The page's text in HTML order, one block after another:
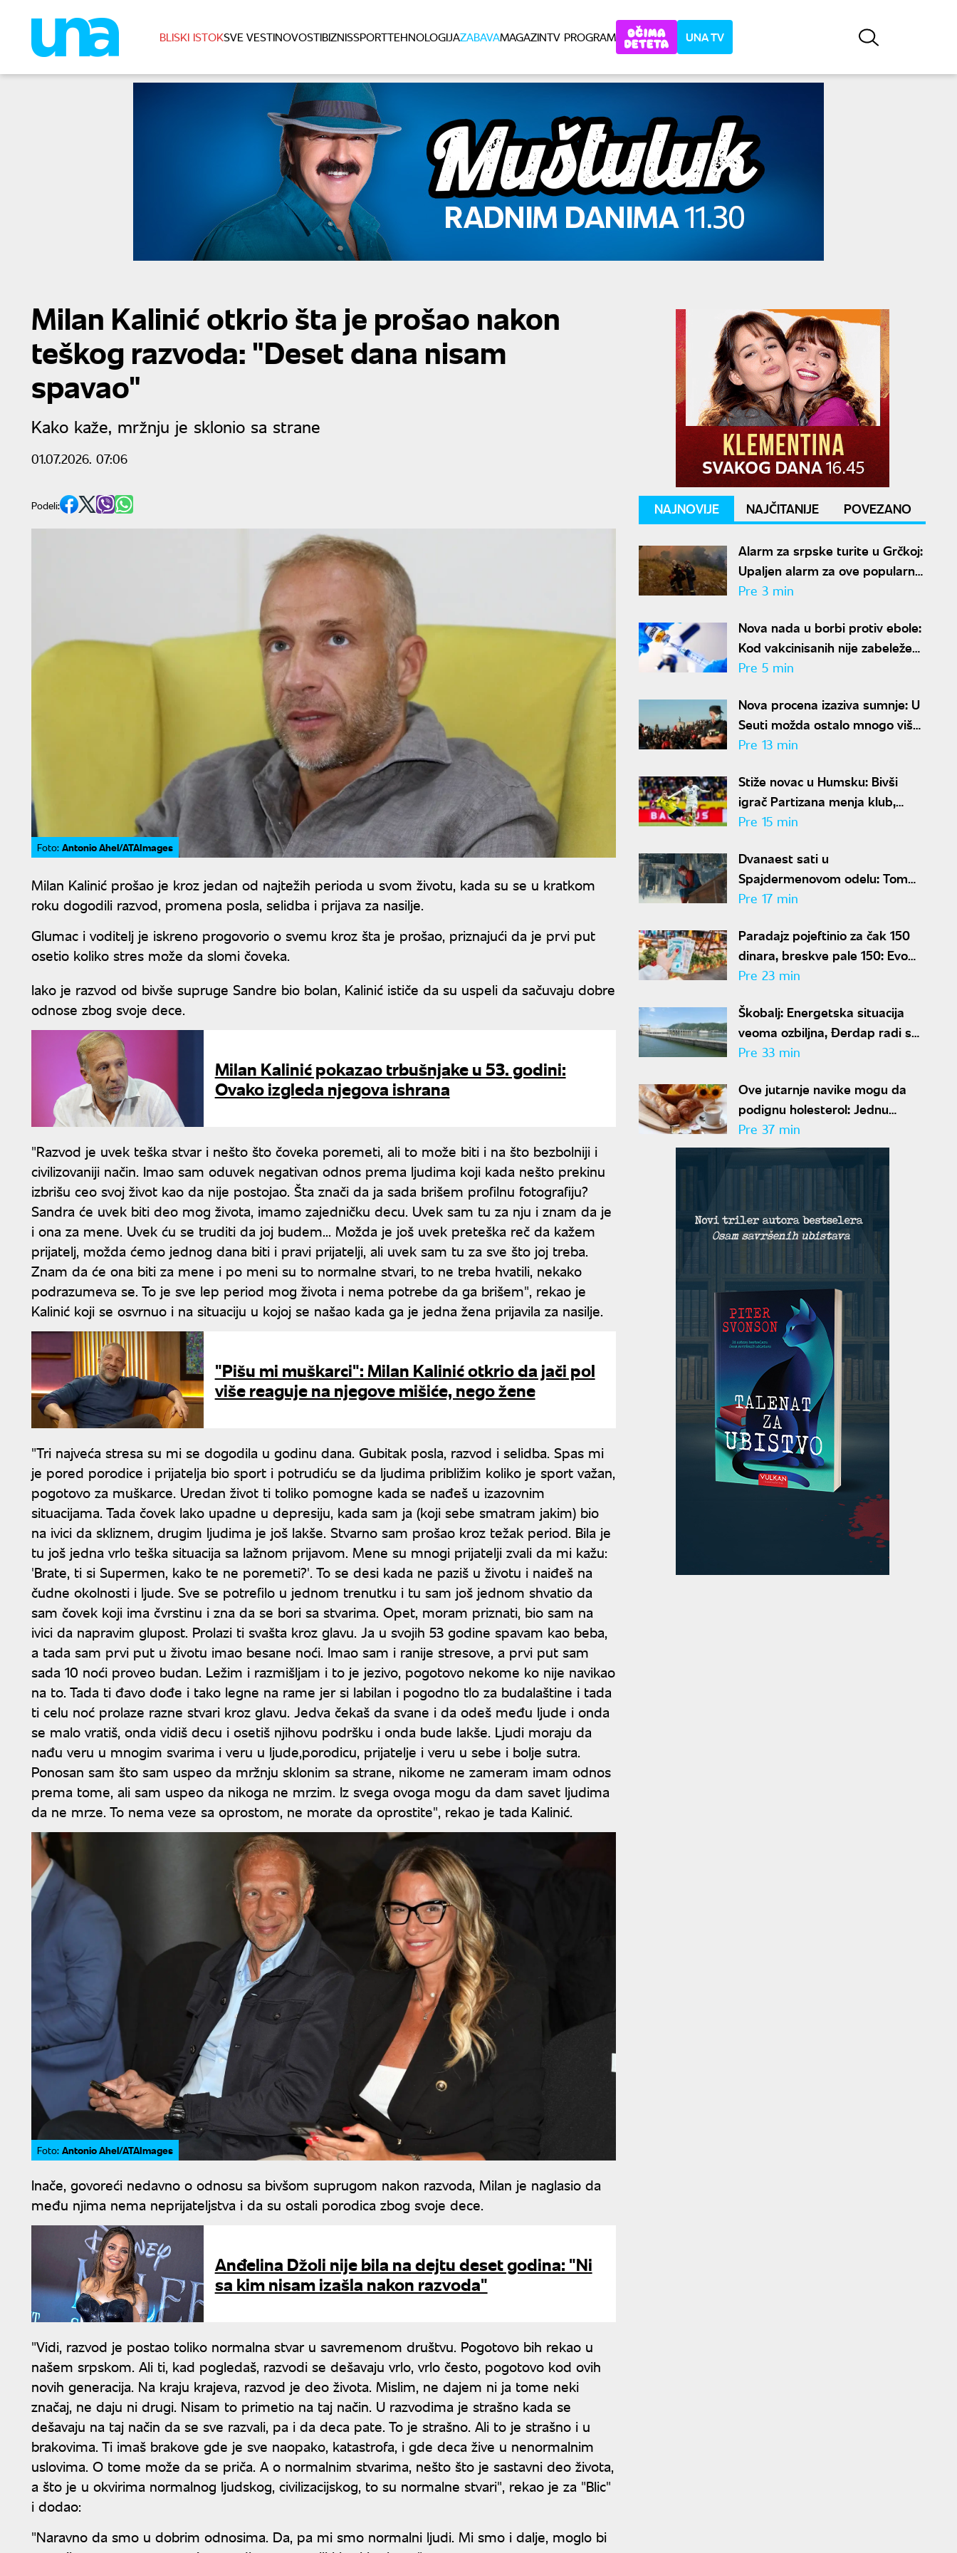
BLISKI ISTOKSVE VESTINOVOSTIBIZNISSPORTTEHNOLOGIJAZABAVAMAGAZINTV PROGRAM UNA TV
Milan Kalinić otkrio šta je prošao nakon
teškog razvoda: "Deset dana nisam
spavao"
Kako kaže, mržnju je sklonio sa strane
01.07.2026. 07:06
Podeli:
Foto: Antonio Ahel/ATAImages
Milan Kalinić prošao je kroz jedan od najtežih perioda u svom životu, kada su se u kratkom
roku dogodili razvod, promena posla, selidba i prijava za nasilje.
Glumac i voditelj je iskreno progovorio o svemu kroz šta je prošao, priznajući da je prvi put
osetio koliko stres može da slomi čoveka.
Iako je razvod od bivše supruge Sandre bio bolan, Kalinić ističe da su uspeli da sačuvaju dobre
odnose zbog svoje dece.
Milan Kalinić pokazao trbušnjake u 53. godini:
Ovako izgleda njegova ishrana
"Razvod je uvek teška stvar i nešto što čoveka poremeti, ali to može biti i na što bezbolniji i
civilizovaniji način. Imao sam oduvek negativan odnos prema ljudima koji kada nešto prekinu
izbrišu ceo svoj život kao da nije postojao. Šta znači da ja sada brišem profilnu fotografiju?
Sandra će uvek biti deo mog života, imamo zajedničku decu. Uvek sam tu za nju i znam da je
i ona za mene. Uvek ću se truditi da joj budem... Možda je još uvek preteška reč da kažem
prijatelj, možda ćemo jednog dana biti i pravi prijatelji, ali uvek sam tu za sve što joj treba.
Znam da će ona biti za mene i po meni su to normalne stvari, to ne treba hvatili, nekako
podrazumeva se. To je sve lep period mog života i nema potrebe da ga brišem", rekao je
Kalinić koji se osvrnuo i na situaciju u kojoj se našao kada ga je jedna žena prijavila za nasilje.
"Pišu mi muškarci": Milan Kalinić otkrio da jači pol
više reaguje na njegove mišiće, nego žene
"Tri najveća stresa su mi se dogodila u godinu dana. Gubitak posla, razvod i selidba. Spas mi
je pored porodice i prijatelja bio sport i potrudiću se da ljudima približim koliko je sport važan,
pogotovo za muškarce. Uredan život ti toliko pomogne kada se nađeš u izazovnim
situacijama. Tada čovek lako upadne u depresiju, kada sam ja (koji sebe smatram jakim) bio
na ivici da skliznem, drugim ljudima je još lakše. Stvarno sam prošao kroz težak period. Bila je
tu još jedna vrlo teška situacija sa lažnom prijavom. Mene su mnogi prijatelji zvali da mi kažu:
'Brate, ti si Supermen, kako te ne poremeti?'. To se desi kada ne paziš u životu i naiđeš na
čudne okolnosti i ljude. Sve se potrefilo u jednom trenutku i tu sam još jednom shvatio da
sam čovek koji ima čvrstinu i zna da se bori sa stvarima. Opet, moram priznati, bio sam na
ivici da napravim glupost. Prolazi ti svašta kroz glavu. Ja u svojih 53 godine spavam kao beba,
a tada sam prvi put u životu imao besane noći. Imao sam i ranije stresove, a prvi put sam
sada 10 noći proveo budan. Ležim i razmišljam i to je jezivo, pogotovo nekome ko nije navikao
na to. Tada ti đavo dođe i tako legne na rame jer si labilan i pogodno tlo za budalaštine i tada
ti celu noć prolaze razne stvari kroz glavu. Jedva čekaš da svane i da odeš među ljude i onda
se malo vratiš, onda vidiš decu i osetiš njihovu podršku i onda bude lakše. Ljudi moraju da
nađu veru u mnogim svarima i veru u ljude,porodicu, prijatelje i veru u sebe i bolje sutra.
Ponosan sam što sam uspeo da mržnju sklonim sa strane, nikome ne zameram imam odnos
prema tome, ali sam uspeo da nikoga ne mrzim. Iz svega ovoga mogu da dam savet ljudima
da ne mrze. To nema veze sa oprostom, ne morate da oprostite", rekao je tada Kalinić.
Foto: Antonio Ahel/ATAImages
Inače, govoreći nedavno o odnosu sa bivšom suprugom nakon razvoda, Milan je naglasio da
među njima nema neprijateljstva i da su ostali porodica zbog svoje dece.
Anđelina Džoli nije bila na dejtu deset godina: "Ni
sa kim nisam izašla nakon razvoda"
"Vidi, razvod je postao toliko normalna stvar u savremenom društvu. Pogotovo bih rekao u
našem srpskom. Ali ti, kad pogledaš, razvodi se dešavaju vrlo, vrlo često, pogotovo kod ovih
novih generacija. Na kraju krajeva, razvod je deo života. Mislim, ne dajem ni ja tome neki
značaj, ne daju ni drugi. Nisam to primetio na taj način. U razvodima je strašno kada se
dešavaju na taj način da se sve razvali, pa i da deca pate. To je strašno. Ali to je strašno i u
brakovima. Ti imaš brakove gde je sve naopako, katastrofa, i gde deca žive u nenormalnim
uslovima. O tome može da se priča. A o normalnim stvarima, nešto što je sastavni deo života,
a što je u okvirima normalnog ljudskog, civilizacijskog, to su normalne stvari", rekao je za "Blic"
i dodao:
"Naravno da smo u dobrim odnosima. Da, pa mi smo normalni ljudi. Mi smo i dalje, moglo bi
NAJNOVIJE NAJČITANIJE POVEZANO
Alarm za srpske turite u Grčkoj:
Upaljen alarm za ove popularne
destinacije zbog opasnosti od
Pre 3 min
Nova nada u borbi protiv ebole:
Kod vakcinisanih nije zabeležen
nijedan smrtni slučaj
Pre 5 min
Nova procena izaziva sumnje: U
Seuti možda ostalo mnogo više
migranata nego što tvrdi
Pre 13 min
Stiže novac u Humsku: Bivši
igrač Partizana menja klub,
crno-belima više od 300.000
Pre 15 min
Dvanaest sati u
Spajdermenovom odelu: Tom
Holand otkrio šta je bilo najgore
Pre 17 min
Paradajz pojeftinio za čak 150
dinara, breskve pale 150: Evo
kako se kreću cene na pijacama
Pre 23 min
Škobalj: Energetska situacija
veoma ozbiljna, Đerdap radi sa
svega 20 odsto kapaciteta
Pre 33 min
Ove jutarnje navike mogu da
podignu holesterol: Jednu
mnogi ponavljaju čim ustanu
Pre 37 min